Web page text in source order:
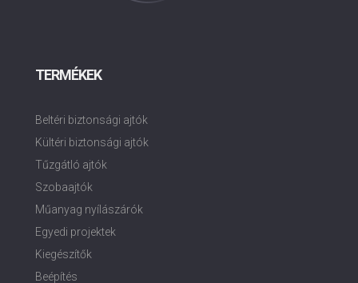
TERMÉKEK
Beltéri biztonsági ajtók
Kültéri biztonsági ajtók
Tűzgátló ajtók
Szobaajtók
Műanyag nyílászárók
Egyedi projektek
Kiegészítők
Beépítés